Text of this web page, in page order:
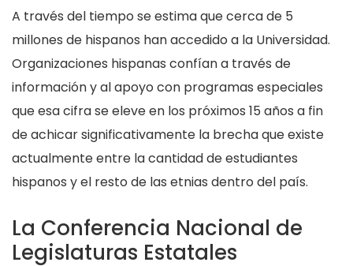
A través del tiempo se estima que cerca de 5
millones de hispanos han accedido a la Universidad.
Organizaciones hispanas confían a través de
información y al apoyo con programas especiales
que esa cifra se eleve en los próximos 15 años a fin
de achicar significativamente la brecha que existe
actualmente entre la cantidad de estudiantes
hispanos y el resto de las etnias dentro del país.
La Conferencia Nacional de
Legislaturas Estatales